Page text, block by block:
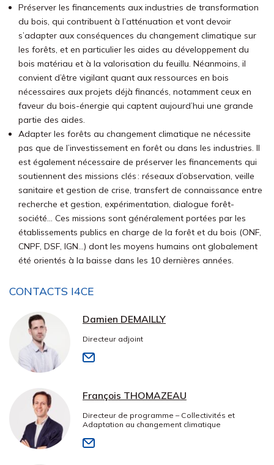
Préserver les financements aux industries de transformation
du bois, qui contribuent à l’atténuation et vont devoir
s’adapter aux conséquences du changement climatique sur
les forêts, et en particulier les aides au développement du
bois matériau et à la valorisation du feuillu. Néanmoins, il
convient d’être vigilant quant aux ressources en bois
nécessaires aux projets déjà financés, notamment ceux en
faveur du bois-énergie qui captent aujourd’hui une grande
partie des aides.
Adapter les forêts au changement climatique ne nécessite
pas que de l’investissement en forêt ou dans les industries. Il
est également nécessaire de préserver les financements qui
soutiennent des missions clés : réseaux d’observation, veille
sanitaire et gestion de crise, transfert de connaissance entre
recherche et gestion, expérimentation, dialogue forêt-
société… Ces missions sont généralement portées par les
établissements publics en charge de la forêt et du bois (ONF,
CNPF, DSF, IGN…) dont les moyens humains ont globalement
été orientés à la baisse dans les 10 dernières années.
CONTACTS I4CE
Damien DEMAILLY
Directeur adjoint
François THOMAZEAU
Directeur de programme – Collectivités et
Adaptation au changement climatique